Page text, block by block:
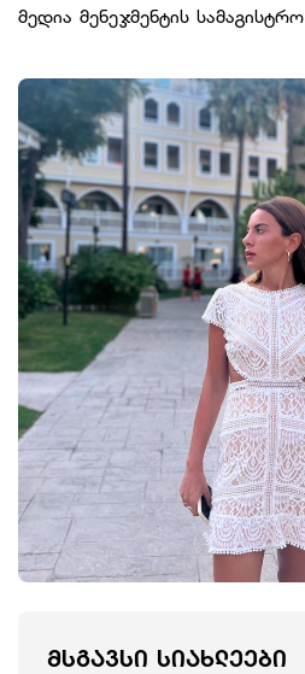
მედია მენეჯმენტის
ᲛᲡᲒᲐᲕᲡᲘ ᲡᲘᲐᲮᲚᲔᲔᲑᲘ